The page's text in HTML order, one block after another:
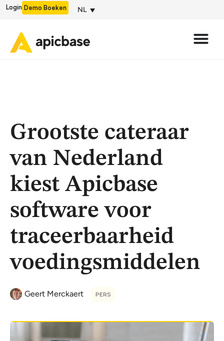
Login Demo Boeken NL
Grootste cateraar
van Nederland
kiest Apicbase
software voor
traceerbaarheid
voedingsmiddelen
Geert Merckaert PERS